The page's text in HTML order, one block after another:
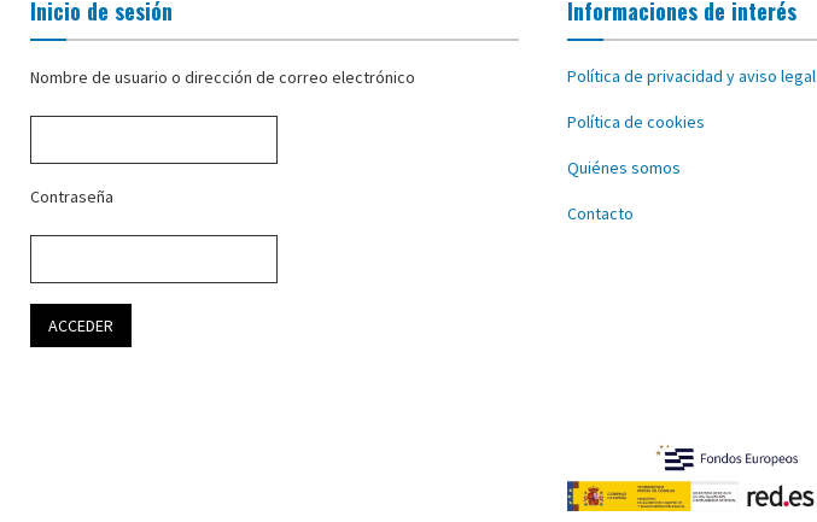
Inicio de sesión
Nombre de usuario o dirección de correo electrónico
Contraseña
Informaciones de interés
Política de privacidad y aviso legal
Política de cookies
Quiénes somos
Contacto